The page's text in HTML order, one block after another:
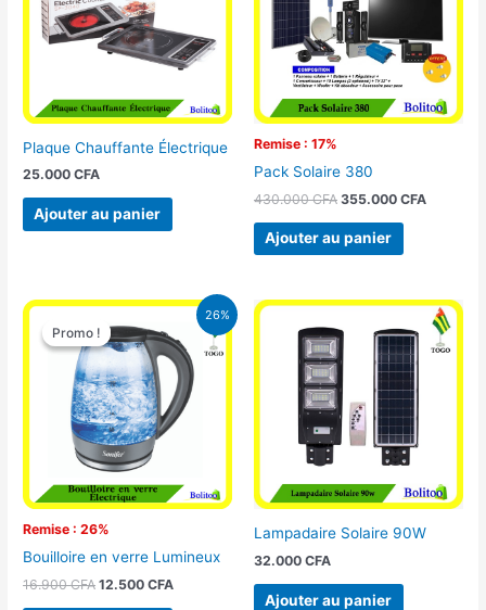
Plaque Chauffante Électrique
25.000CFA
Ajouter au panier
Remise : 17%
Pack Solaire 380
430.000CFA 355.000 CFA
Ajouter au panier
26%
Promo !
Remise : 26%
Promo !
Bouilloire en verre Lumineux
16.900CFA
Le
prix
initial
16.900 CFA.
12.500CFA
Le
prix
actuel
est :
12.500 CFA.
Lampadaire Solaire 90W
32.000 CFA
Ajouter au panier